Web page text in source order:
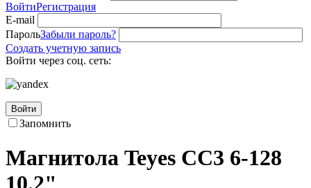
ВойтиРегистрация
E-mail
ПарольЗабыли пароль?
Создать учетную запись
Войти через соц. сеть:
Войти
Запомнить
Магнитола Teyes CC3 6-128
10.2"